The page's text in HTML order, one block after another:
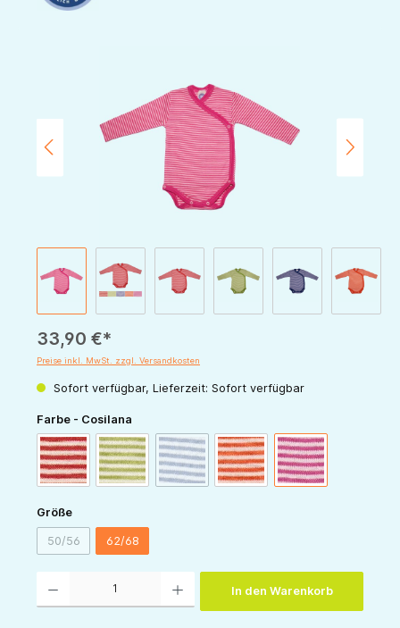
33,90 €*
Preise inkl. MwSt. zzgl. Versandkosten
Sofort verfügbar, Lieferzeit: Sofort verfügbar
Farbe - Cosilana
rot-natur grün-naturmarine-natur
(Diese Option ist zurzeit nicht verfügbar.)
orange-naturpink-natur
Größeauswählen
50/56(Diese Option ist zurzeit nicht verfügbar.)
62/68
In den Warenkorb